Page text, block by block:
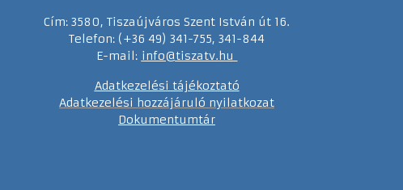
Cím: 3580, Tiszaújváros Szent István út 16.
Telefon: (+36 49) 341-755, 341-844
E-mail: info@tiszatv.hu
Adatkezelési tájékoztató
Adatkezelési hozzájáruló nyilatkozat
Dokumentumtár